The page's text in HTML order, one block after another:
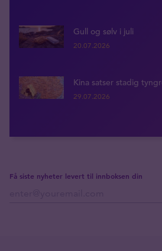
Gull og sølv i juli
20.07.2026
Kina satser stadig
29.07.2026
Få siste nyheter levert til innboksen din